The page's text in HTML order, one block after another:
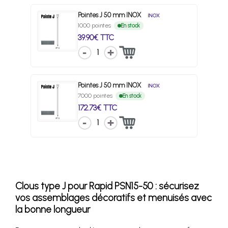
Pointes J 50 mm INOX INOX
1000 pointes En stock
39.90€ TTC
1
Pointes J 50 mm INOX INOX
7000 pointes En stock
172.73€ TTC
1
Clous type J pour Rapid PSN15-50 : sécurisez
vos assemblages décoratifs et menuisés avec
la bonne longueur